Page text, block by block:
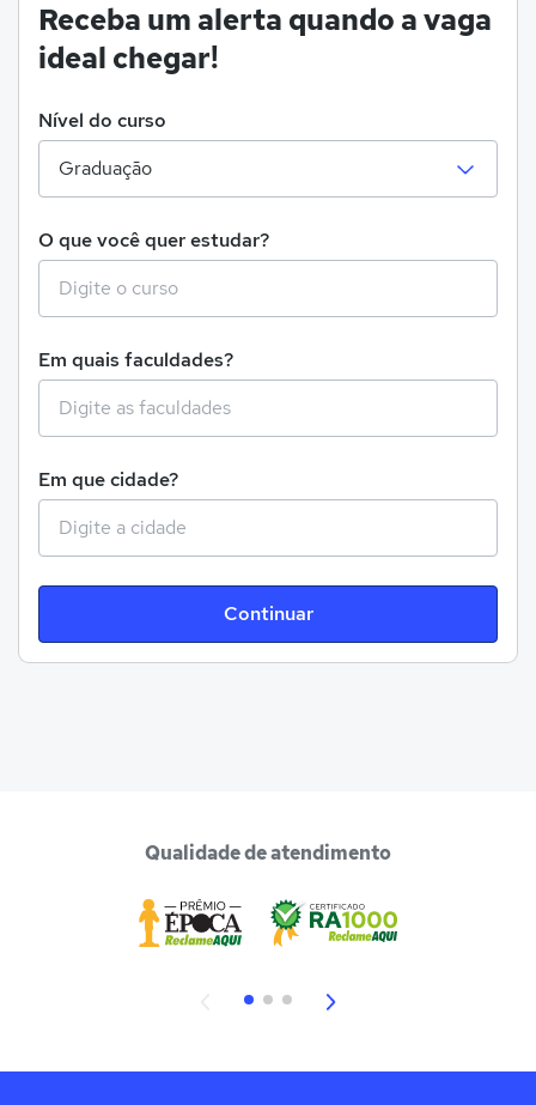
Receba um alerta quando a vaga
ideal chegar!
Nível do curso
O que você quer estudar?
Em quais faculdades?
Em que cidade?
Continuar
Qualidade de atendimento